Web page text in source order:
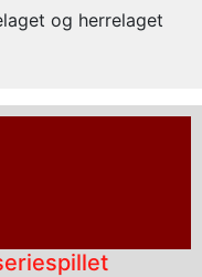
og herrelaget